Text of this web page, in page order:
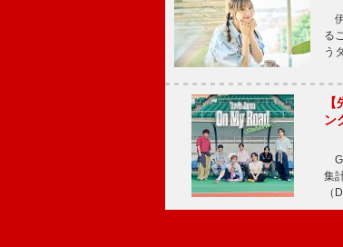
る
う
ン
集
（